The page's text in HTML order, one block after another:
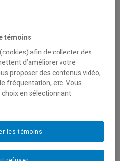
sciences juridiques
3000 poste 2449
témoins
afin de collecter des
d’améliorer votre
proposer des contenus vidéo,
fréquentation, etc. Vous
en sélectionnant
les témoins